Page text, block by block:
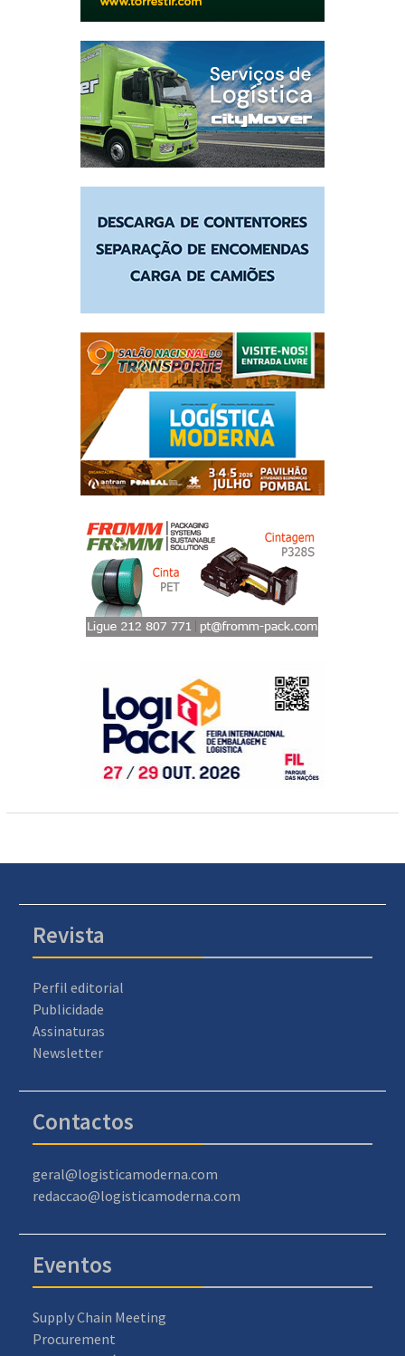
Revista
Perfil editorial
Publicidade
Assinaturas
Newsletter
Contactos
geral@logisticamoderna.com
redaccao@logisticamoderna.com
Eventos
Supply Chain Meeting
Procurement